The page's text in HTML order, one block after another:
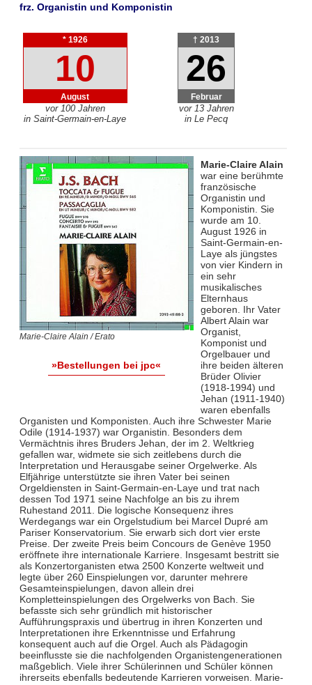
frz. Organistin und Komponistin
* 1926
10
August
vor 100 Jahren
in Saint-Germain-en-Laye
† 2013
26
Februar
vor 13 Jahren
in Le Pecq
Marie-Claire Alain / Erato
»Bestellungen bei jpc«
Marie-Claire Alain
war eine berühmte
französische
Organistin und
Komponistin. Sie
wurde am 10.
August 1926 in
Saint-Germain-en-
Laye als jüngstes
von vier Kindern in
ein sehr
musikalisches
Elternhaus
geboren. Ihr Vater
Albert Alain war
Organist,
Komponist und
Orgelbauer und
ihre beiden älteren
Brüder Olivier
(1918-1994) und
Jehan (1911-1940)
waren ebenfalls
Organisten und Komponisten. Auch ihre Schwester Marie
Odile (1914-1937) war Organistin. Besonders dem
Vermächtnis ihres Bruders Jehan, der im 2. Weltkrieg
gefallen war, widmete sie sich zeitlebens durch die
Interpretation und Herausgabe seiner Orgelwerke. Als
Elfjährige unterstützte sie ihren Vater bei seinen
Orgeldiensten in Saint-Germain-en-Laye und trat nach
dessen Tod 1971 seine Nachfolge an bis zu ihrem
Ruhestand 2011. Die logische Konsequenz ihres
Werdegangs war ein Orgelstudium bei Marcel Dupré am
Pariser Konservatorium. Sie erwarb sich dort vier erste
Preise. Der zweite Preis beim Concours de Genève 1950
eröffnete ihre internationale Karriere. Insgesamt bestritt sie
als Konzertorganisten etwa 2500 Konzerte weltweit und
legte über 260 Einspielungen vor, darunter mehrere
Gesamteinspielungen, davon allein drei
Kompletteinspielungen des Orgelwerks von Bach. Sie
befasste sich sehr gründlich mit historischer
Aufführungspraxis und übertrug in ihren Konzerten und
Interpretationen ihre Erkenntnisse und Erfahrung
konsequent auch auf die Orgel. Auch als Pädagogin
beeinflusste sie die nachfolgenden Organistengenerationen
maßgeblich. Viele ihrer Schülerinnen und Schüler können
ihrerseits ebenfalls bedeutende Karrieren vorweisen. Marie-